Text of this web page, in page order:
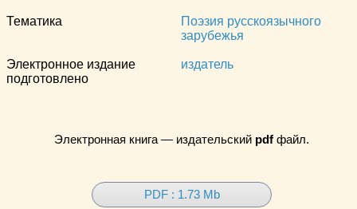
Тематика
Поэзия русскоязычного
зарубежья
Электронное издание
подготовлено
издатель
Электронная книга — издательский pdf файл.
PDF : 1.73 Mb